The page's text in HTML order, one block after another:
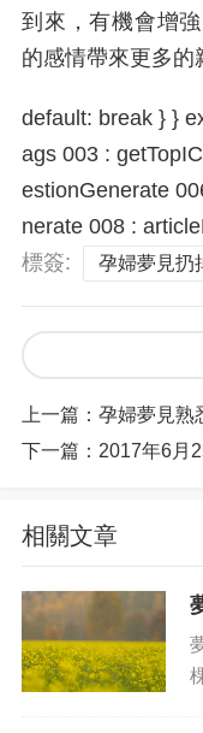
到來，有機會增
的感情帶來更多的
default: break } }
ags 003 :
estionGenerate
nerate 008 :
標簽:
孕婦夢見扔
上一篇： 孕婦夢見熟
下一篇： 2017年6月
相關文章